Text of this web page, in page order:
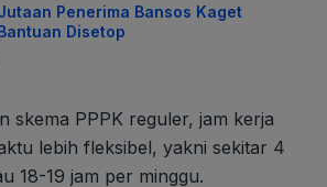
Penerima Bansos Kaget
Disetop
skema PPPK reguler, jam kerja
lebih fleksibel, yakni sekitar 4
18-19 jam per minggu.